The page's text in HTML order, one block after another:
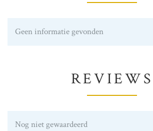
Geen informatie gevonden
REVIEWS
Nog niet gewaardeerd